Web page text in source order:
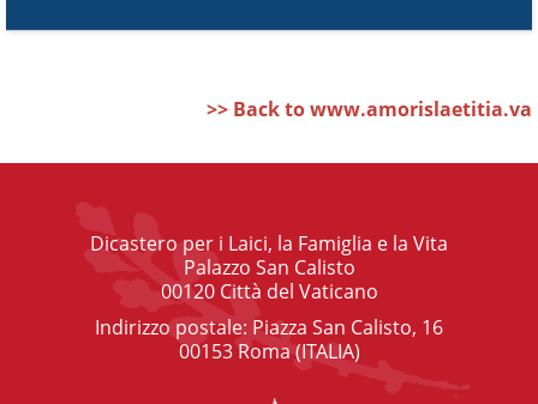
>> Back to www.amorislaetitia.va
Dicastero per i Laici, la Famiglia e la Vita
Palazzo San Calisto
00120 Città del Vaticano
Indirizzo postale: Piazza San Calisto, 16
00153 Roma (ITALIA)